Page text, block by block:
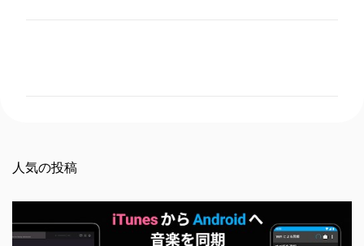
人気の投稿